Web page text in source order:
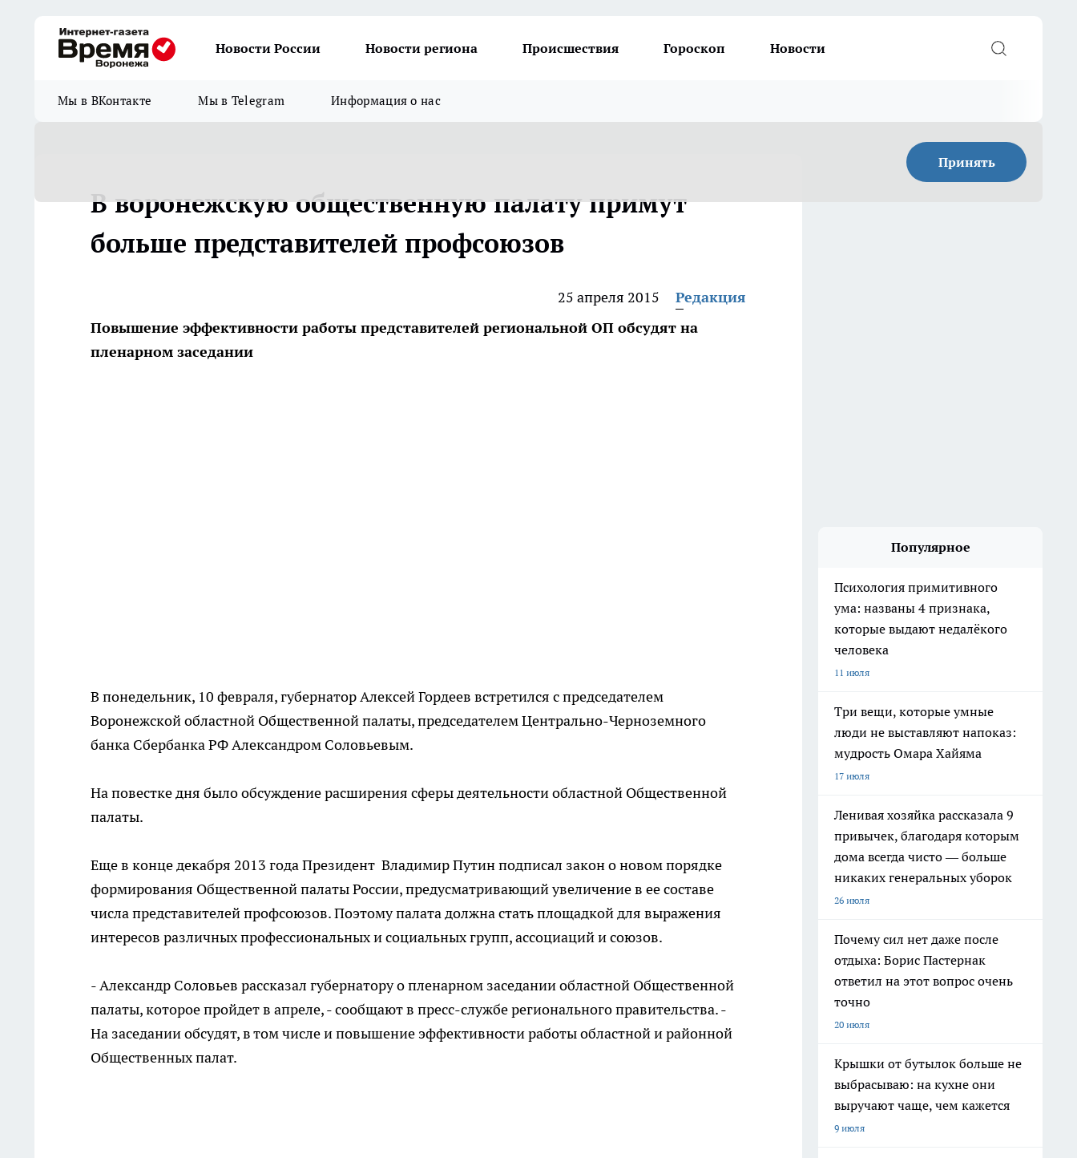
Новости России Новости региона Происшествия Гороскоп Новости
Мы в ВКонтакте Мы в Telegram Информация о нас
Принять
В воронежскую общественную палату примут
больше представителей профсоюзов
25 апреля 2015
Редакция
Повышение эффективности работы представителей региональной ОП обсудят на
пленарном заседании
В понедельник, 10 февраля, губернатор Алексей Гордеев встретился с председателем
Воронежской областной Общественной палаты, председателем Центрально-Черноземного
банка Сбербанка РФ Александром Соловьевым.
На повестке дня было обсуждение расширения сферы деятельности областной Общественной
палаты.
Еще в конце декабря 2013 года Президент Владимир Путин подписал закон о новом порядке
формирования Общественной палаты России, предусматривающий увеличение в ее составе
числа представителей профсоюзов. Поэтому палата должна стать площадкой для выражения
интересов различных профессиональных и социальных групп, ассоциаций и союзов.
- Александр Соловьев рассказал губернатору о пленарном заседании областной Общественной
палаты, которое пройдет в апреле, - сообщают в пресс-службе регионального правительства. -
На заседании обсудят, в том числе и повышение эффективности работы областной и районной
Общественных палат.
Популярное
Психология примитивного
ума: названы 4 признака,
которые выдают недалёкого
человека
11 июля
Три вещи, которые умные
люди не выставляют напоказ:
мудрость Омара Хайяма
17 июля
Ленивая хозяйка рассказала 9
привычек, благодаря которым
дома всегда чисто — больше
никаких генеральных уборок
26 июля
Почему сил нет даже после
отдыха: Борис Пастернак
ответил на этот вопрос очень
точно
20 июля
Крышки от бутылок больше не
выбрасываю: на кухне они
выручают чаще, чем кажется
9 июля